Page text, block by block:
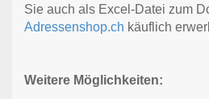
Sie auch als Excel-Datei zum
Adressenshop.ch käuflich
Weitere Möglichkeiten: